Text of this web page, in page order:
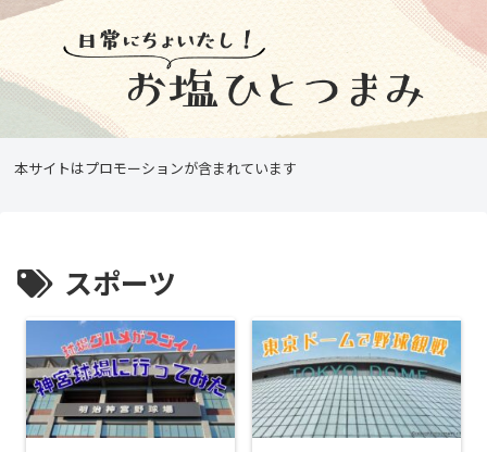
本サイトはプロモーションが含まれています
スポーツ